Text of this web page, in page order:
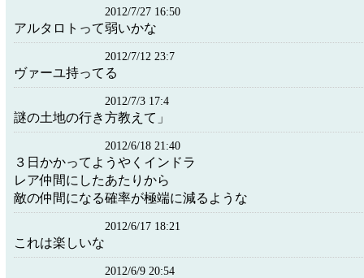
2012/7/27 16:50
アルタロトって弱いかな
2012/7/12 23:7
ヴァーユ持ってる
2012/7/3 17:4
謎の土地の行き方教えて」
2012/6/18 21:40
３日かかってようやくインドラ
レア仲間にしたあたりから
敵の仲間になる確率が極端に減るような
2012/6/17 18:21
これは楽しいな
2012/6/9 20:54